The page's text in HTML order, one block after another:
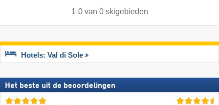
1-0van 0 skigebieden
Hotels: Val di Sole
Het beste uit de beoordelingen